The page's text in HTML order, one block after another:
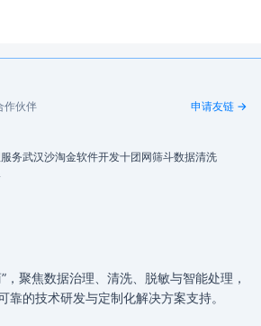
作伙伴 申请友链 →
务武汉沙淘金软件开发十团网筛斗数据清洗
，聚焦数据治理、清洗、脱敏与智能处理，
靠的技术研发与定制化解决方案支持。